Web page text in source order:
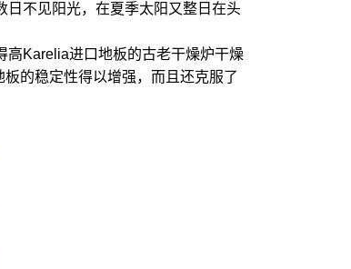
日不见阳光，在夏季太阳又整日在头
高Karelia进口地板的古老干燥炉干燥
的稳定性得以增强，而且还克服了